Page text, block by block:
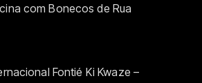
com Bonecos de Rua
Fontié Ki Kwaze –